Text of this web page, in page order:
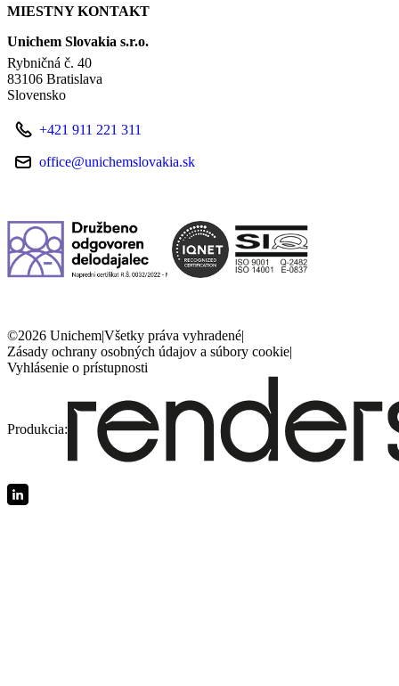
MIESTNY KONTAKT
Unichem Slovakia s.r.o.
Rybničná č. 40
83106 Bratislava
Slovensko
+421 911 221 311
office@unichemslovakia.sk
©2026 Unichem|Všetky práva vyhradené|
Zásady ochrany osobných údajov a súbory cookie|
Vyhlásenie o prístupnosti
Produkcia: